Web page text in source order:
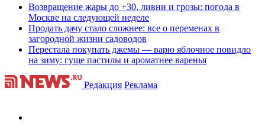
Возвращение жары до +30, ливни и грозы: погода в
Москве на следующей неделе
Продать дачу стало сложнее: все о переменах в
загородной жизни садоводов
Перестала покупать джемы — варю яблочное повидло
на зиму: гуще пастилы и ароматнее варенья
Редакция Реклама